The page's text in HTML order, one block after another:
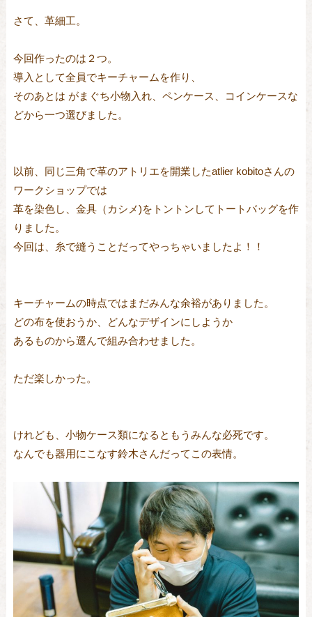
さて、革細工。
今回作ったのは２つ。
導入として全員でキーチャームを作り、
そのあとは がまぐち小物入れ、ペンケース、コインケースな
どから一つ選びました。
以前、同じ三角で革のアトリエを開業したatlier kobitoさんの
ワークショップでは
革を染色し、金具（カシメ)をトントンしてトートバッグを作
りました。
今回は、糸で縫うことだってやっちゃいましたよ！！
キーチャームの時点ではまだみんな余裕がありました。
どの布を使おうか、どんなデザインにしようか
あるものから選んで組み合わせました。
ただ楽しかった。
けれども、小物ケース類になるともうみんな必死です。
なんでも器用にこなす鈴木さんだってこの表情。